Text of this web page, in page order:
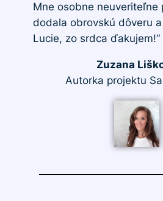
Mne osobne neuveriteľne
dodala obrovskú dôveru
Lucie, zo srdca ďakujem!“
Zuzana
Autorka projektu